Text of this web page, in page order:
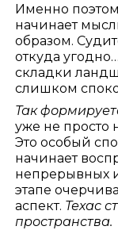
Именно
начинает
образом.
откуда
складки
слишком
Так
уже не просто
Это особый
начинает
непрерывных
этапе
аспект. Техас
пространства.